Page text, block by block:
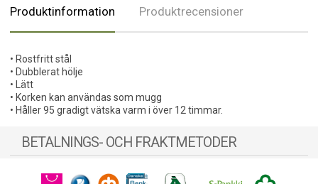
Produktinformation Produktrecensioner
• Rostfritt stål
• Dubblerat hölje
• Lätt
• Korken kan användas som mugg
• Håller 95 gradigt vätska varm i över 12 timmar.
BETALNINGS- OCH FRAKTMETODER